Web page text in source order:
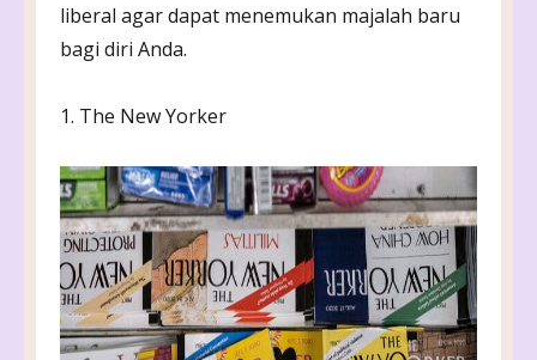
liberal agar dapat menemukan majalah baru
bagi diri Anda.
1. The New Yorker